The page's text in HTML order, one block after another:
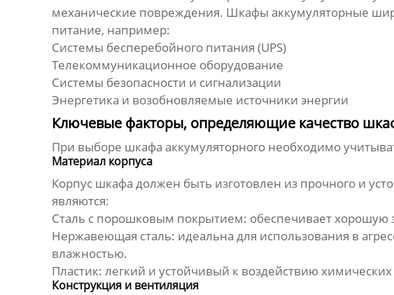
механические повреждения. Шкафы аккумуляторные
питание, например:
Системы бесперебойного питания (UPS)
Телекоммуникационное оборудование
Системы безопасности и сигнализации
Энергетика и возобновляемые источники энергии
Ключевые факторы, определяющие качество
При выборе шкафа аккумуляторногонеобходимо
Материал корпуса
Корпус шкафа должен быть изготовлен из прочного и
являются:
Сталь с порошковым покрытием: обеспечивает
Нержавеющая сталь: идеальна для использования в
влажностью.
Пластик: легкий и устойчивый к воздействию
Конструкция и вентиляция